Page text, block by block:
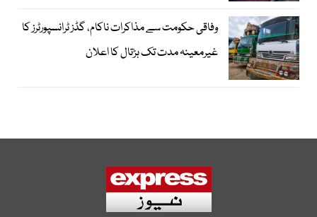
وفاقی حکومت سے مذاکرات ناکام، گڈز ٹرانسپورٹرز کا
غیرمعینہ مدت تک ہڑتال کا اعلان